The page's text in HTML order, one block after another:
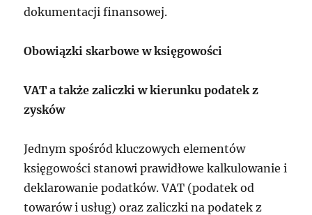
dokumentacji finansowej.
Obowiązki skarbowe w księgowości
VAT a także zaliczki w kierunku podatek z
zysków
Jednym spośród kluczowych elementów
księgowości stanowi prawidłowe kalkulowanie i
deklarowanie podatków. VAT (podatek od
towarów i usług) oraz zaliczki na podatek z